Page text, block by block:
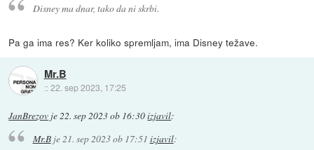
Disney ma dnar, tako da ni skrbi.
Pa ga ima res? Ker koliko spremljam, ima Disney težave.
Mr.B
::22. sep 2023, 17:25
JanBrezov je22. sep 2023 ob 16:30izjavil:
Mr.Bje21. sep 2023 ob 17:51 izjavil: